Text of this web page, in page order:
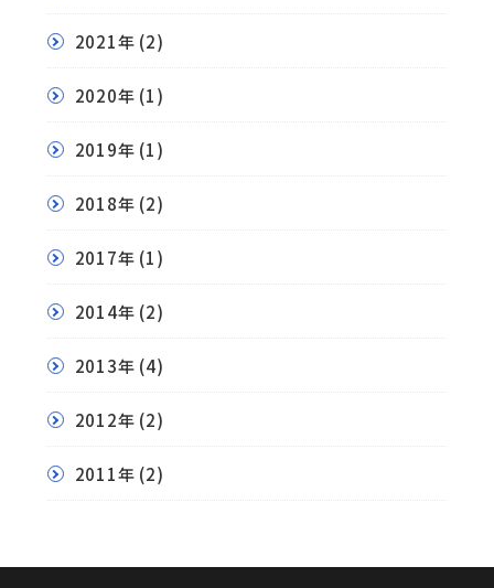
2021年 (2)
2020年 (1)
2019年 (1)
2018年 (2)
2017年 (1)
2014年 (2)
2013年 (4)
2012年 (2)
2011年 (2)